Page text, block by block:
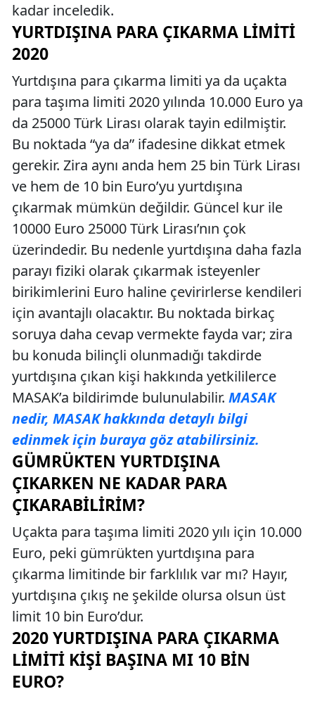
kadar inceledik.
YURTDIŞINA PARA ÇIKARMA LIMITI
2020
Yurtdışına para çıkarma limiti ya da uçakta
para taşıma limiti 2020 yılında 10.000 Euro ya
da 25000 Türk Lirası olarak tayin edilmiştir.
Bu noktada “ya da” ifadesine dikkat etmek
gerekir. Zira aynı anda hem 25 bin Türk Lirası
ve hem de 10 bin Euro’yu yurtdışına
çıkarmak mümkün değildir. Güncel kur ile
10000 Euro 25000 Türk Lirası’nın çok
üzerindedir. Bu nedenle yurtdışına daha fazla
parayı fiziki olarak çıkarmak isteyenler
birikimlerini Euro haline çevirirlerse kendileri
için avantajlı olacaktır. Bu noktada birkaç
soruya daha cevap vermekte fayda var; zira
bu konuda bilinçli olunmadığı takdirde
yurtdışına çıkan kişi hakkında yetkililerce
MASAK’a bildirimde bulunulabilir. MASAK
nedir, MASAK hakkında detaylı bilgi
edinmek için buraya göz atabilirsiniz.
GÜMRÜKTEN YURTDIŞINA
ÇIKARKEN NE KADAR PARA
ÇIKARABILIRIM?
Uçakta para taşıma limiti 2020 yılı için 10.000
Euro, peki gümrükten yurtdışına para
çıkarma limitinde bir farklılık var mı? Hayır,
yurtdışına çıkış ne şekilde olursa olsun üst
limit 10 bin Euro’dur.
2020 YURTDIŞINA PARA ÇIKARMA
LIMITI KIŞI BAŞINA MI 10 BIN
EURO?